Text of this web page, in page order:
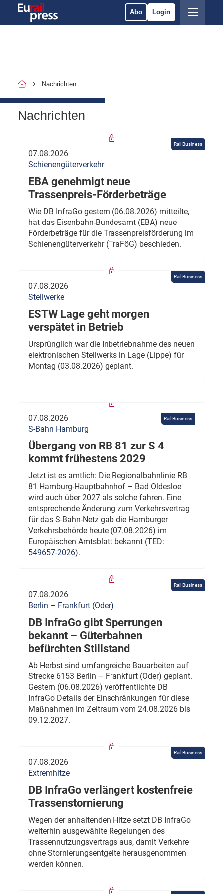
Abo Login
Nachrichten
Nachrichten
Rail Business
07.08.2026
Schienengüterverkehr
EBA genehmigt neue
Trassenpreis-Förderbeträge
Wie DB InfraGo gestern (06.08.2026) mitteilte,
hat das Eisenbahn-Bundesamt (EBA) neue
Förderbeträge für die Trassenpreisförderung im
Schienengüterverkehr (TraFöG) beschieden.
Rail Business
07.08.2026
Stellwerke
ESTW Lage geht morgen
verspätet in Betrieb
Ursprünglich war die Inbetriebnahme des neuen
elektronischen Stellwerks in Lage (Lippe) für
Montag (03.08.2026) geplant.
Rail Business
07.08.2026
S-Bahn Hamburg
Übergang von RB 81 zur S 4
kommt frühestens 2029
Jetzt ist es amtlich: Die Regionalbahnlinie RB
81 Hamburg-Hauptbahnhof – Bad Oldesloe
wird auch über 2027 als solche fahren. Eine
entsprechende Änderung zum Verkehrsvertrag
für das S-Bahn-Netz gab die Hamburger
Verkehrsbehörde heute (07.08.2026) im
Europäischen Amtsblatt bekannt (TED:
549657-2026).
Rail Business
07.08.2026
Berlin – Frankfurt (Oder)
DB InfraGo gibt Sperrungen
bekannt – Güterbahnen
befürchten Stillstand
Ab Herbst sind umfangreiche Bauarbeiten auf
Strecke 6153 Berlin – Frankfurt (Oder) geplant.
Gestern (06.08.2026) veröffentlichte DB
InfraGo Details der Einschränkungen für diese
Maßnahmen im Zeitraum vom 24.08.2026 bis
09.12.2027.
Rail Business
07.08.2026
Extremhitze
DB InfraGo verlängert kostenfreie
Trassenstornierung
Wegen der anhaltenden Hitze setzt DB InfraGo
weiterhin ausgewählte Regelungen des
Trassennutzungsvertrags aus, damit Verkehre
ohne Stornierungsentgelte herausgenommen
werden können.